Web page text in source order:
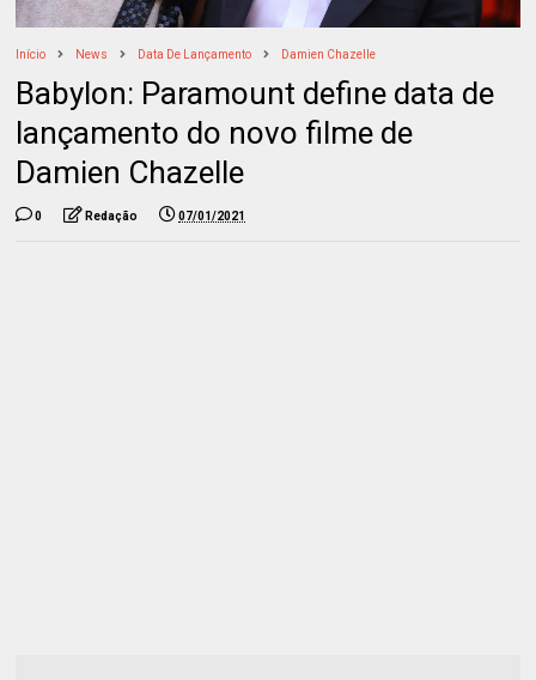
Início News Data De Lançamento Damien Chazelle
Babylon: Paramount define data de
lançamento do novo filme de
Damien Chazelle
0 Redação 07/01/2021